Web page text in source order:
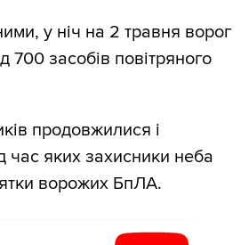
у ніч на 2 травня ворог
700 засобів повітряного
продовжилися і
час яких захисники неба
ворожих БпЛА.